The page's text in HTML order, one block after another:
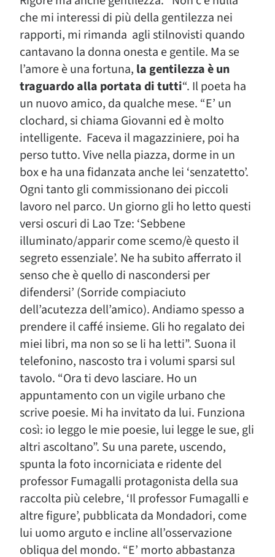
che mi interessi di più della gentilezza nei
rapporti, mi rimanda agli stilnovisti quando
cantavano la donna onesta e gentile. Ma se
l’amore è una fortuna, lagentilezza è un
traguardo alla portata di tutti“. Il poeta ha
un nuovo amico, da qualche mese. “E’ un
clochard, si chiama Giovanni ed è molto
intelligente. Faceva il magazziniere, poi ha
perso tutto. Vive nella piazza, dorme in un
box e ha una fidanzata anche lei ‘senzatetto’.
Ogni tanto gli commissionano dei piccoli
lavoro nel parco. Un giorno gli ho letto questi
versi oscuri di Lao Tze: ‘Sebbene
illuminato/apparir come scemo/è questo il
segreto essenziale’. Ne ha subito afferrato il
senso che è quello di nascondersi per
difendersi’ (Sorride compiaciuto
dell’acutezza dell’amico). Andiamo spesso a
prendere il caffé insieme. Gli ho regalato dei
miei libri, ma non so se li ha letti”. Suona il
telefonino, nascosto tra i volumi sparsi sul
tavolo. “Ora ti devo lasciare. Ho un
appuntamento con un vigile urbano che
scrive poesie. Mi ha invitato da lui. Funziona
così: io leggo le mie poesie, lui legge le sue, gli
altri ascoltano”. Su una parete, uscendo,
spunta la foto incorniciata e ridente del
professor Fumagalli protagonista della sua
raccolta più celebre, ‘Il professor Fumagalli e
altre figure’, pubblicata da Mondadori, come
lui uomo arguto e incline all’osservazione
obliqua del mondo. “E’ morto abbastanza